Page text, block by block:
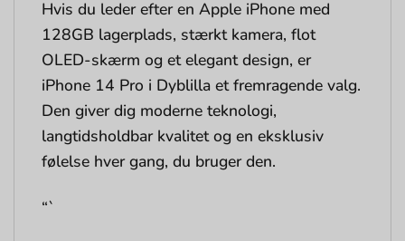
Hvis du leder efter en Apple iPhone med
128GB lagerplads, stærkt kamera, flot
OLED-skærm og et elegant design, er
iPhone 14 Pro i Dyblilla et fremragende valg.
Den giver dig moderne teknologi,
langtidsholdbar kvalitet og en eksklusiv
følelse hver gang, du bruger den.
“`